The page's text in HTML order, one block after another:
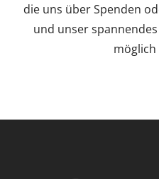
die uns über Spenden
und unser
möglich